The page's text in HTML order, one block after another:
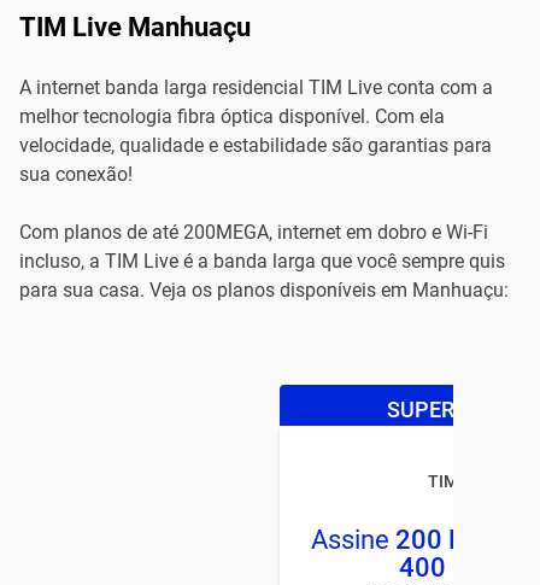
TIM Live Manhuaçu
A internet banda larga residencial TIM Live conta com a
melhor tecnologia fibra óptica disponível. Com ela
velocidade, qualidade e estabilidade são garantias para
sua conexão!
Com planos de até 200MEGA, internet em dobro e Wi-Fi
incluso, a TIM Live é a banda larga que você sempre quis
para sua casa. Veja os planos disponíveis em Manhuaçu:
SUPER OFERTA
TIM LIVE
Assine 200 Mega
400 MEGA